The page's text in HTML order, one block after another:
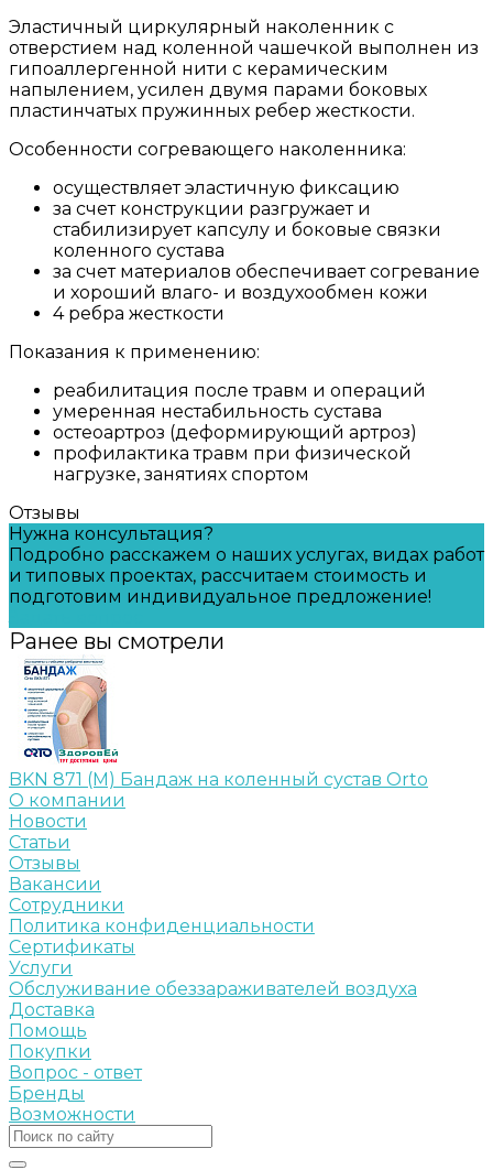
Эластичный циркулярный наколенник с
отверстием над коленной чашечкой выполнен из
гипоаллергенной нити с керамическим
напылением, усилен двумя парами боковых
пластинчатых пружинных ребер жесткости.
Особенности согревающего наколенника:
осуществляет эластичную фиксацию
за счет конструкции разгружает и
стабилизирует капсулу и боковые связки
коленного сустава
за счет материалов обеспечивает согревание
и хороший влаго- и воздухообмен кожи
4 ребра жесткости
Показания к применению:
реабилитация после травм и операций
умеренная нестабильность сустава
остеоартроз (деформирующий артроз)
профилактика травм при физической
нагрузке, занятиях спортом
Отзывы
Нужна консультация?
Подробно расскажем о наших услугах, видах работ
и типовых проектах, рассчитаем стоимость и
подготовим индивидуальное предложение!
Ранее вы смотрели
BKN 871 (M) Бандаж на коленный сустав Orto
О компании
Новости
Статьи
Отзывы
Вакансии
Сотрудники
Политика конфиденциальности
Сертификаты
Услуги
Обслуживание обеззараживателей воздуха
Доставка
Помощь
Покупки
Вопрос - ответ
Бренды
Возможности